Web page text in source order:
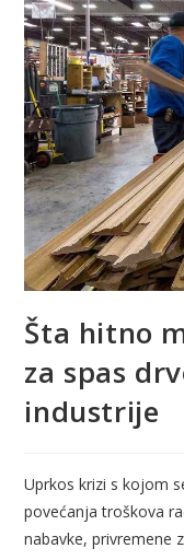
Šta hitno
za spas
industrije
Uprkos krizi s kojom
povećanja troškova
nabavke, privremene